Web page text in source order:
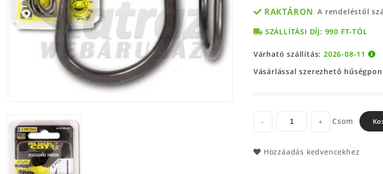
RAKTÁRON A rendeléstől
SZÁLLÍTÁSI DÍJ: 990 FT-TÓL
Várható szállítás:2026-08-11
Vásárlással szerezhető
- + Csom
Hozzáadás kedvencekhez